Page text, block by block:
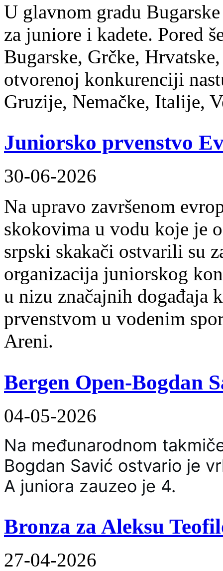
U glavnom gradu
za juniore i kadete. Pored
Bugarske, Grčke,
otvorenoj konkurenciji
Gruzije, Nemačke, Italije,
Juniorsko prvenstvo
30-06-2026
Na upravo završenom
skokovima u vodu koje je
srpski skakači ostvarili su
organizacija juniorskog
u nizu značajnih događaja
prvenstvom u vodenim
Areni.
Bergen Open-Bogdan
04-05-2026
Na međunarodnom
Bogdan Savić ostvario je
A juniora zauzeo je 4.
Bronza za Aleksu
27-04-2026